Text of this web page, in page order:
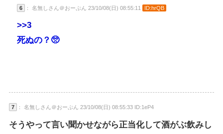
6 ： 名無しさん＠おーぷん 23/10/08(日) 08:55:11 ID:hrQB
>>3
死ぬの？🥺
7 ： 名無しさん＠おーぷん 23/10/08(日) 08:55:33 ID:1eP4
そうやって言い聞かせながら正当化して酒がぶ飲みし